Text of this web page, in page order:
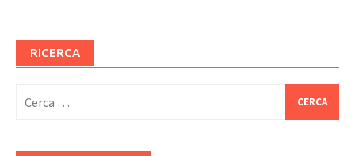
RICERCA
per: